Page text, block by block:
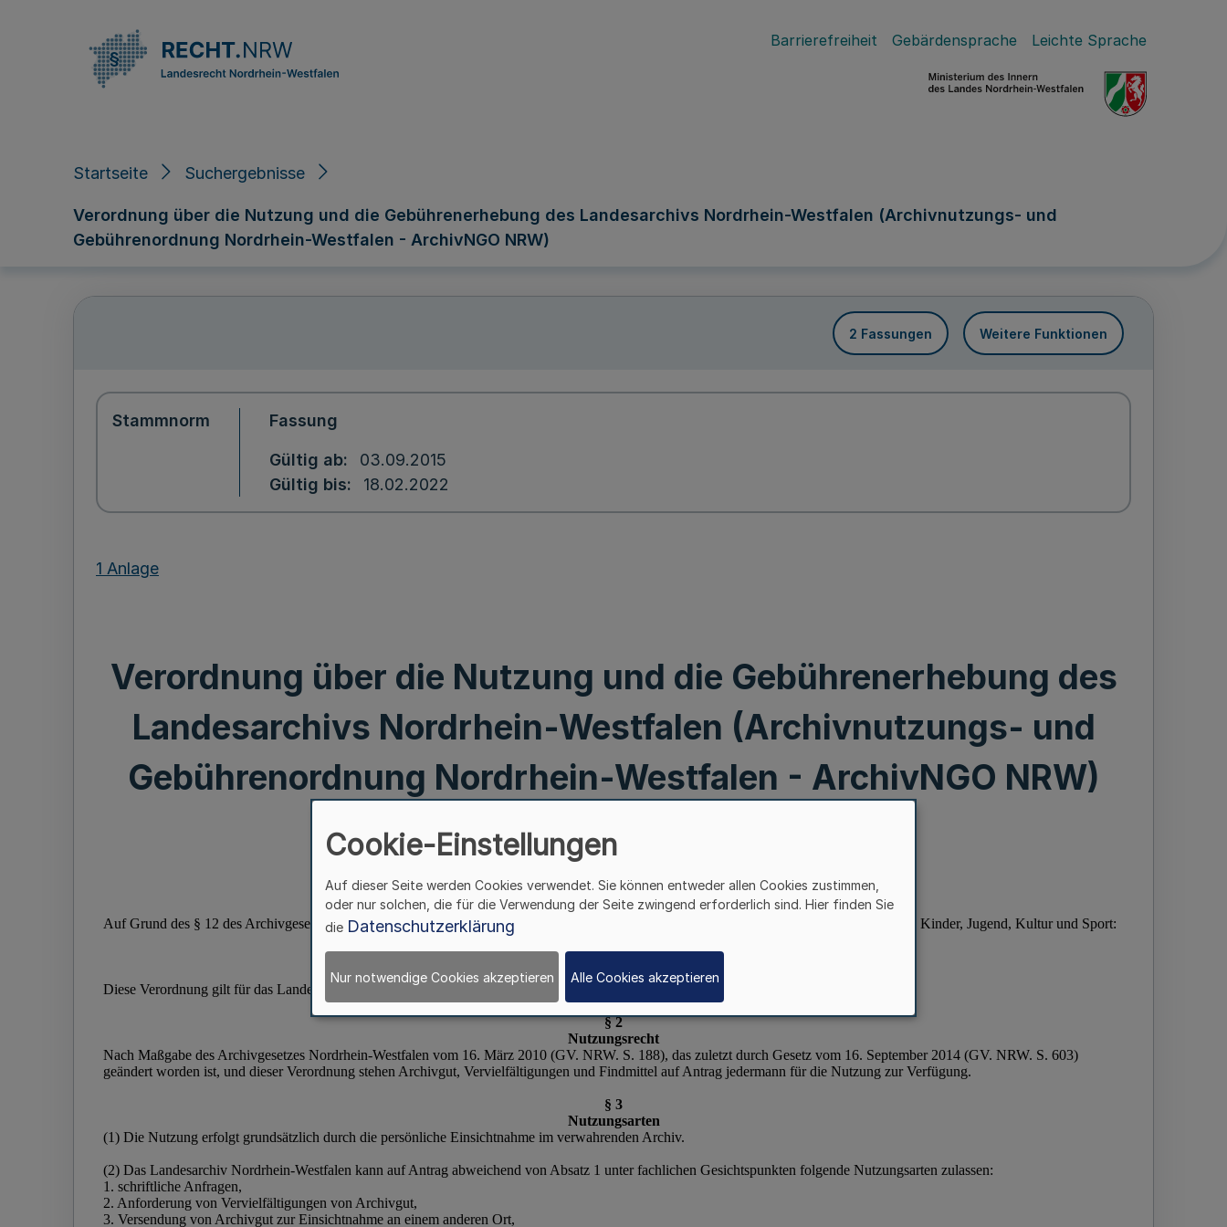
Barrierefreiheit Gebärdensprache Leichte Sprache
Startseite Suchergebnisse
Verordnung über die Nutzung und die Gebührenerhebung des Landesarchivs Nordrhein-Westfalen (Archivnutzungs- und
Gebührenordnung Nordrhein-Westfalen - ArchivNGO NRW)
2 Fassungen Weitere Funktionen
Stammnorm Fassung
Gültig ab
03.09.2015
Gültig bis
18.02.2022
1 Anlage
Verordnung über die Nutzung und die Gebührenerhebung des
Landesarchivs Nordrhein-Westfalen (Archivnutzungs- und
Gebührenordnung Nordrhein-Westfalen - ArchivNGO NRW)
Cookie-Einstellungen
Auf dieser Seite werden Cookies verwendet. Sie können entweder allen Cookies zustimmen,
oder nur solchen, die für die Verwendung der Seite zwingend erforderlich sind. Hier finden Sie
die Datenschutzerklärung
Nur notwendige Cookies akzeptieren Alle Cookies akzeptieren